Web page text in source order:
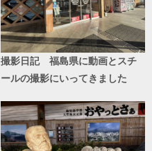
撮影日記 福島県に動画とスチ
ールの撮影にいってきました